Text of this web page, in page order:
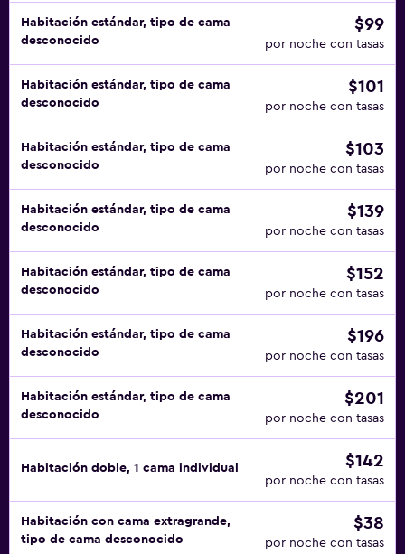
Habitación estándar, tipo de cama
desconocido
$99
por noche con tasas
Habitación estándar, tipo de cama
desconocido
$101
por noche con tasas
Habitación estándar, tipo de cama
desconocido
$103
por noche con tasas
Habitación estándar, tipo de cama
desconocido
$139
por noche con tasas
Habitación estándar, tipo de cama
desconocido
$152
por noche con tasas
Habitación estándar, tipo de cama
desconocido
$196
por noche con tasas
Habitación estándar, tipo de cama
desconocido
$201
por noche con tasas
Habitación doble, 1 cama individual $142
por noche con tasas
Habitación con cama extragrande,
tipo de cama desconocido
$38
por noche con tasas